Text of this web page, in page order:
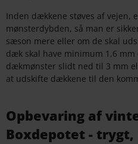
Inden dækkene støves af vejen,
mønsterdybden, så man er
sæson mere eller om de skal
dæk skal have minimum 1,6
dækmønster slidt ned til 3 mm
at udskifte dækkene til den
Opbevaring af
Boxdepotet -